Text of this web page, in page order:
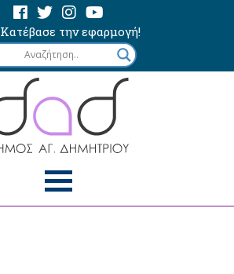
Κατέβασε την εφαρμογή!